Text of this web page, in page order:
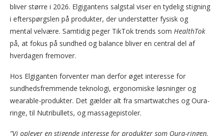
bliver større i 2026. Elgigantens salgstal viser en tydelig stigning
i efterspørgslen på produkter, der understøtter fysisk og
mental velvære. Samtidig peger TikTok trends som HealthTok
på, at fokus på sundhed og balance bliver en central del af
hverdagen fremover.
Hos Elgiganten forventer man derfor øget interesse for
sundhedsfremmende teknologi, ergonomiske løsninger og
wearable-produkter. Det gælder alt fra smartwatches og Oura-
ringe, til Nutribullets, og massagepistoler.
”Vi oplever en stigende interesse for produkter som Oura-ringen,